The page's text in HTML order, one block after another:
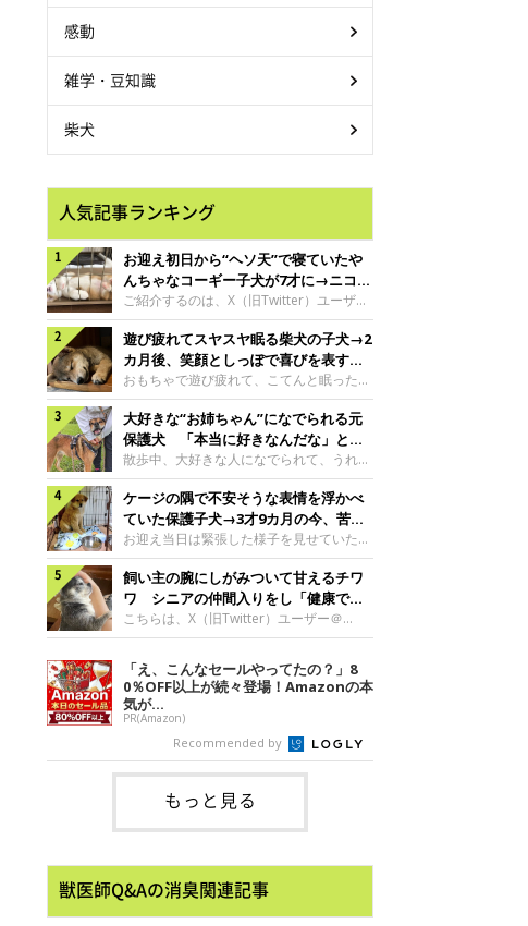
感動
雑学・豆知識
柴犬
人気記事ランキング
お迎え初日から“ヘソ天”で寝ていたや
んちゃなコーギー子犬が7才に→ニコニ
コ“コーギースマイル”が魅力のコに成
長！
ご紹介するのは、X（旧Twitter）ユーザー
＠Kus1oKg2vsgdWS2さんの愛犬でウェル
シュ・コーギー・ペンブロークの神楽ちゃ
ん。今年の8月で7才になるという神楽ちゃ
んですが、いったいどんな子犬時代を過ご
したのでしょうか。今回は、神楽ちゃんの
成長を飼い主さんと振り返ります！神楽ち
ゃんの成長について聞いた！お迎えから数
日後の神楽ちゃん（撮影時生後2カ月）＠
Kus1oKg2vsgdWS2――お迎え当初の神楽
ちゃんの様子について教えてください。飼
い主さん： 「お迎え当日から“ヘソ天”で寝
るようなコでし
遊び疲れてスヤスヤ眠る柴犬の子犬→2
カ月後、笑顔としっぽで喜びを表すコ
に成長！
おもちゃで遊び疲れて、こてんと眠った子
犬。あれから2カ月、表情や行動にさまざ
まな変化が見られるようになりました。遊
び疲れて眠る生後2カ月のなっちゃん遊び
疲れた様子のなっちゃん。@Pkndg_紹介
するのは、X（旧Twitter）ユーザー
@Pkndg_さんの愛犬・なっちゃん（取材
時、生後4カ月／柴犬）。こちらの写真
は、なっちゃんが生後2カ月のころに撮影
された一枚です。この日、なっちゃんは家
族と一緒におもちゃで遊んでいました。た
くさん遊んで疲れたのか、その後は眠り始
めたそうです。眠るなっちゃん。
@Pkndg_
大好きな“お姉ちゃん”になでられる元
保護犬 「本当に好きなんだな」と感
じる表情にほっこり
散歩中、大好きな人になでられて、うれし
そうな表情を見せる元保護犬。甘えるよう
な姿に、見ているこちらまでほっこりしま
す。大好きな“お姉ちゃん”に甘える小次郎
くん妹さんになでてもらい、うれしそうな
表情を見せる小次郎くん（2026年6月撮
影）。@mika_Jimmy紹介するのは、X（旧
Twitter）ユーザー@mika_Jimmyさんの愛
犬・小次郎くん（撮影時5才）。こちら
は、飼い主さんの妹さんと一緒に散歩をし
日、飼い主さんは実家から自宅へ帰る途
中、妹さんと公園で待ち合わせ
ケージの隅で不安そうな表情を浮かべ
ていた保護子犬→3才9カ月の今、苦手
を克服し頼もしいコに成長！
お迎え当日は緊張した様子を見せていた元
野犬の保護子犬。あれから約3年半、苦手
だったことを一つひとつ克服し、家族に寄
り添う姿を見せています。お迎え当日、ケ
ージの隅で不安そうにお迎え当日のシルビ
アちゃん。@nemonemotos今回紹介する
@nemonemotosさんの愛犬・シルビアち
ゃん（撮影当時、生後推定2カ月）。飼い
主さんが「#最初に撮った一枚」として投
稿した写真には、ケージの隅で不安そうな
表情を浮かべるシルビアちゃんの姿が写っ
ていました。こちらは、保護犬だったシル
飼い主の腕にしがみついて甘えるチワ
ワ シニアの仲間入りをし「健康で穏
やかな暮らしが続いてほしい」と願う
こちらは、X（旧Twitter）ユーザー＠
kotubusuke617さんが投稿した写真。写
っているのは、愛犬でチワワのつぶしゃん
（本名：こつぶちゃん）です。飼い主さん
の腕にしがみつくつぶしゃん（撮影時6
才）＠kotubusuke617撮影当時の状況に
ついて伺うと、飼い主さんはこう教えてく
れました。飼い主さん： 「ある休日のこ
とです。私がソファに座った途端にひざの
上にのってきたので、そのままなでながら
テレビを見ていたのですが、微動だにしな
いので気になって見てみると、腕にしがみ
「え、こんなセールやってたの？」8
0％OFF以上が続々登場！Amazonの本
気が...
PR(Amazon)
Recommended by
もっと見る
獣医師Q&Aの消臭関連記事